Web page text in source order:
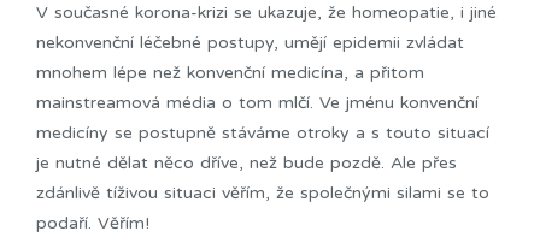
V současné korona-krizi se ukazuje, že homeopatie, i jiné
nekonvenční léčebné postupy, umějí epidemii zvládat
mnohem lépe než konvenční medicína, a přitom
mainstreamová média o tom mlčí. Ve jménu konvenční
medicíny se postupně stáváme otroky a s touto situací
je nutné dělat něco dříve, než bude pozdě. Ale přes
zdánlivě tíživou situaci věřím, že společnými silami se to
podaří. Věřím!